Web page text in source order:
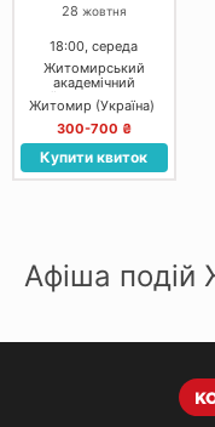
28 жовтня
18:00, середа
Житомирський
академічний
український музично-
драматичний театр
Івана Кочерги
Житомир (Україна)
300-700 ₴
Купити квиток
Афіша подій